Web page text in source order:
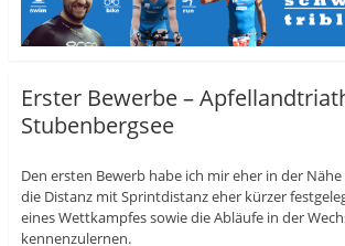
Erster Bewerbe –
Stubenbergsee
Den ersten Bewerb habe ich mir eher in der
die Distanz mit Sprintdistanz eher kürzer
eines Wettkampfes sowie die Abläufe in der
kennenzulernen.